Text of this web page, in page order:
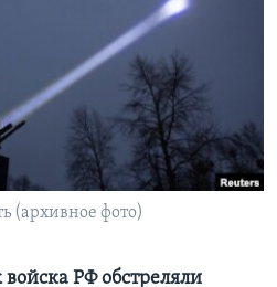
(архивное фото)
РФ обстреляли